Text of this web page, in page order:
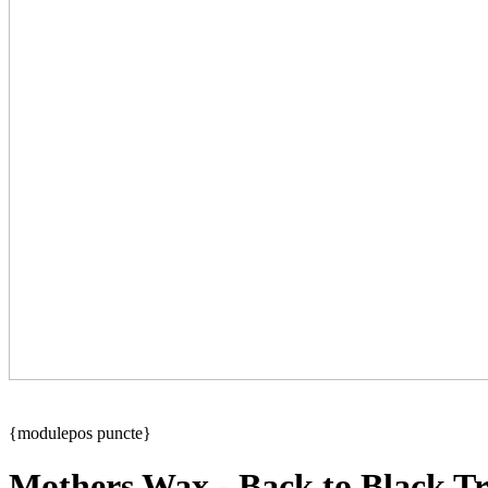
{modulepos puncte}